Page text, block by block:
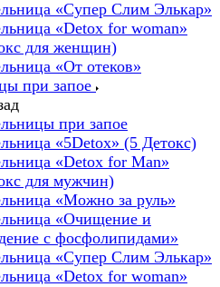
«Супер Слим Элькар»
«Detox for woman»
для женщин)
«От отеков»
при запое
при запое
«5Detox» (5 Детокс)
«Detox for Man»
для мужчин)
«Можно за руль»
«Очищение и
с фосфолипидами»
«Супер Слим Элькар»
«Detox for woman»